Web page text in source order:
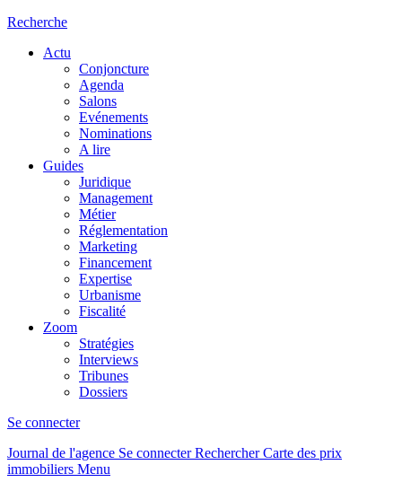
Recherche
Actu
Conjoncture
Agenda
Salons
Evénements
Nominations
A lire
Guides
Juridique
Management
Métier
Réglementation
Marketing
Financement
Expertise
Urbanisme
Fiscalité
Zoom
Stratégies
Interviews
Tribunes
Dossiers
Se connecter
Journal de l'agence Se connecterRechercher Carte des prix
immobiliers Menu